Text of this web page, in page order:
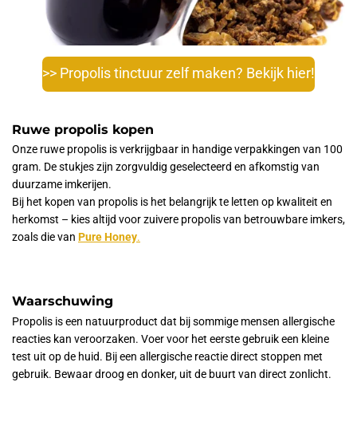
>> Propolis tinctuur zelf maken? Bekijk hier!
Ruwe propolis kopen
Onze ruwe propolis is verkrijgbaar in handige verpakkingen van 100
gram. De stukjes zijn zorgvuldig geselecteerd en afkomstig van
duurzame imkerijen.
Bij het kopen van propolis is het belangrijk te letten op kwaliteit en
herkomst – kies altijd voor zuivere propolis van betrouwbare imkers,
zoals die van Pure Honey.
Waarschuwing
Propolis is een natuurproduct dat bij sommige mensen allergische
reacties kan veroorzaken. Voer voor het eerste gebruik een kleine
test uit op de huid. Bij een allergische reactie direct stoppen met
gebruik. Bewaar droog en donker, uit de buurt van direct zonlicht.